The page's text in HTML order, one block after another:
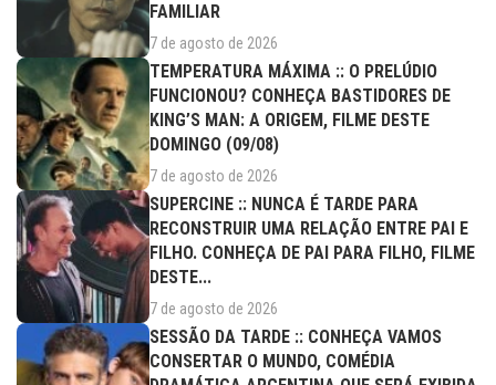
FAMILIAR
7 de agosto de 2026
TEMPERATURA MÁXIMA :: O PRELÚDIO
FUNCIONOU? CONHEÇA BASTIDORES DE
KING’S MAN: A ORIGEM, FILME DESTE
DOMINGO (09/08)
7 de agosto de 2026
SUPERCINE :: NUNCA É TARDE PARA
RECONSTRUIR UMA RELAÇÃO ENTRE PAI E
FILHO. CONHEÇA DE PAI PARA FILHO, FILME
DESTE...
7 de agosto de 2026
SESSÃO DA TARDE :: CONHEÇA VAMOS
CONSERTAR O MUNDO, COMÉDIA